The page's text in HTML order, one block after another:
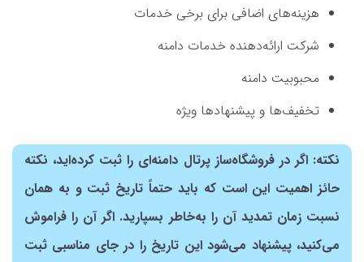
هزینه‌های اضافی برای برخی خدمات
شرکت ارائه‌دهنده خدمات دامنه
محبوبیت دامنه
تخفیف‌ها و پیشنهادها ویژه
نکته: اگر در فروشگاه‌ساز پرتال دامنه‌ای را ثبت کرده‌اید، نکته
حائز اهمیت این است که باید حتماً تاریخ ثبت و به همان
نسبت زمان تمدید آن را به‌خاطر بسپارید. اگر آن را فراموش
می‌کنید، پیشنهاد می‌شود این تاریخ را در جای مناسبی ثبت